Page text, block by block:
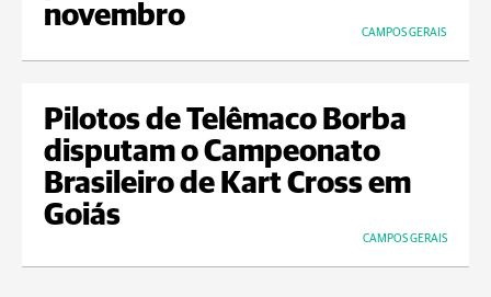
novembro
CAMPOS GERAIS
Pilotos de Telêmaco Borba
disputam o Campeonato
Brasileiro de Kart Cross em
Goiás
CAMPOS GERAIS